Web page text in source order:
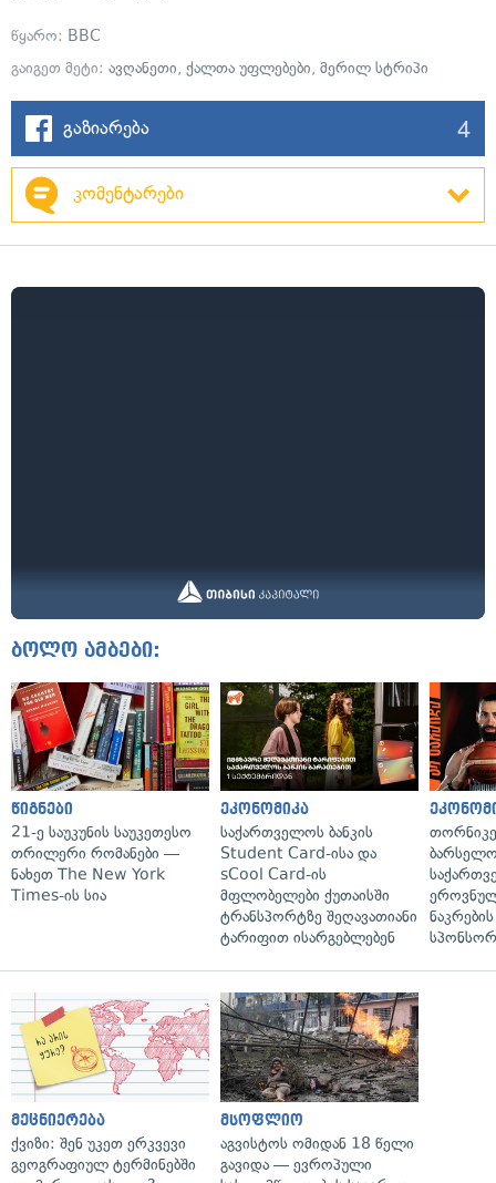
წყარო: BBC
გაიგეთ მეტი: ავღანეთი, ქალთა უფლებები, მერილ სტრიპი
გაზიარება 4
კომენტარები
ბოლო ამბები:
წიგნები
21-ე საუკუნის საუკეთესო
თრილერი რომანები —
ნახეთ The New York
Times-ის სია
ეკონომიკა
საქართველოს ბანკის
Student Card-ისა და
sCool Card-ის
მფლობელები ქუთაისში
ტრანსპორტზე შეღავათიანი
ტარიფით ისარგებლებენ
მეცნიერება
ქვიზი: შენ უკეთ ერკვევი
გეოგრაფიულ ტერმინებში
მსოფლიო
აგვისტოს ომიდან 18 წელი
გავიდა — ევროპული